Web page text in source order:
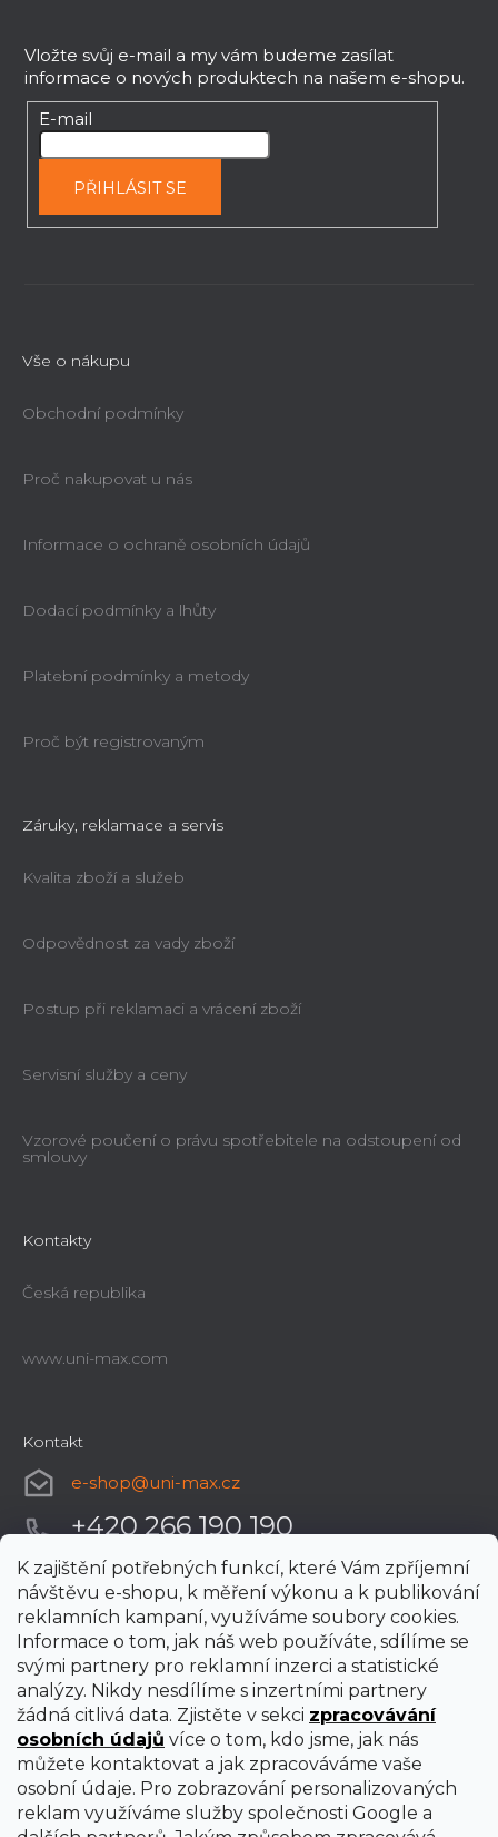
K zajištění potřebných funkcí, které Vám zpříjemní
návštěvu e-shopu, k měření výkonu a k publikování
reklamních kampaní, využíváme soubory cookies.
Informace o tom, jak náš web používáte, sdílíme se
svými partnery pro reklamní inzerci a statistické
analýzy. Nikdy nesdílíme s inzertními partnery
žádná citlivá data. Zjistěte v sekci zpracovávání
osobních údajů více o tom, kdo jsme, jak nás
můžete kontaktovat a jak zpracováváme vaše
osobní údaje. Pro zobrazování personalizovaných
reklam využíváme služby společnosti Google a
Vložte svůj e-mail a my vám budeme zasílat
informace o nových produktech na našem e-shopu.
E-mail
PŘIHLÁSIT SE
Vše o nákupu
Obchodní podmínky
Proč nakupovat u nás
Informace o ochraně osobních údajů
Dodací podmínky a lhůty
Platební podmínky a metody
Proč být registrovaným
Záruky, reklamace a servis
Kvalita zboží a služeb
Odpovědnost za vady zboží
Postup při reklamaci a vrácení zboží
Servisní služby a ceny
Vzorové poučení o právu spotřebitele na odstoupení od
smlouvy
Kontakty
Česká republika
www.uni-max.com
Kontakt
e-shop@uni-max.cz
+420 266 190 190